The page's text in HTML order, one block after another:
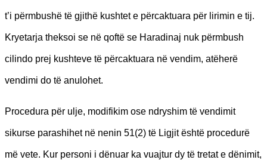
t’i përmbushë të gjithë kushtet e përcaktuara për lirimin e tij.
Kryetarja theksoi se në qoftë se Haradinaj nuk përmbush
cilindo prej kushteve të përcaktuara në vendim, atëherë
vendimi do të anulohet.
Procedura për ulje, modifikim ose ndryshim të vendimit
sikurse parashihet në nenin 51(2) të Ligjit është procedurë
më vete. Kur personi i dënuar ka vuajtur dy të tretat e dënimit,